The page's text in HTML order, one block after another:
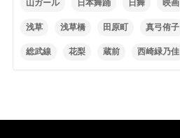
山ガール 日本舞踊 日舞 映画
浅草 浅草橋 田原町 真弓侑子
総武線 花梨 蔵前 西崎緑乃佳